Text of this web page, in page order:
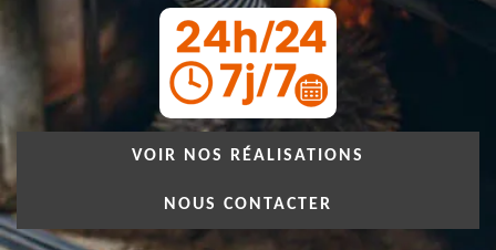
VOIR NOS RÉALISATIONS
NOUS CONTACTER